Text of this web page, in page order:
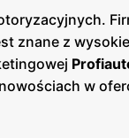
znane z
w
oraz